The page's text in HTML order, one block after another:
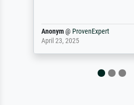
philip@ProvenExpert
September 23, 2025